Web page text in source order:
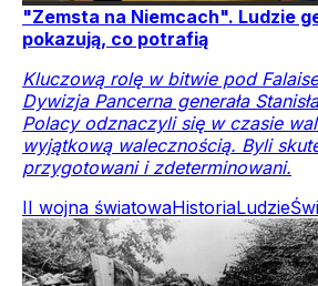
"Zemsta na Niemcach". Ludzie
pokazują, co potrafią
Kluczową rolę w bitwie pod Falaise
Dywizja Pancerna generała
Polacy odznaczyli się w czasie
wyjątkową walecznością. Byli
przygotowani i zdeterminowani.
II wojna światowaHistoriaLudzie